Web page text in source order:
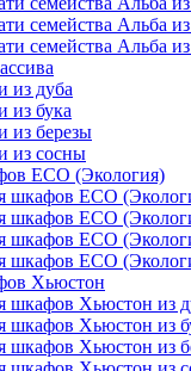
семейства Альба
семейства Альба
из дуба
из бука
из березы
из сосны
ECO (Экология)
шкафов ECO
шкафов ECO
шкафов ECO
шкафов ECO
Хьюстон
шкафов Хьюстон из
шкафов Хьюстон из
шкафов Хьюстон из